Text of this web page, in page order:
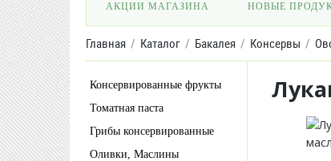
АКЦИИ МАГАЗИНА НОВЫЕ
Главная Каталог Бакалея Консервы
Консервированные фрукты
Томатная паста
Грибы консервированные
Оливки, Маслины